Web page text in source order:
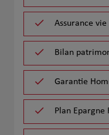
Assurance vie
Bilan
Garantie
Plan Epargne